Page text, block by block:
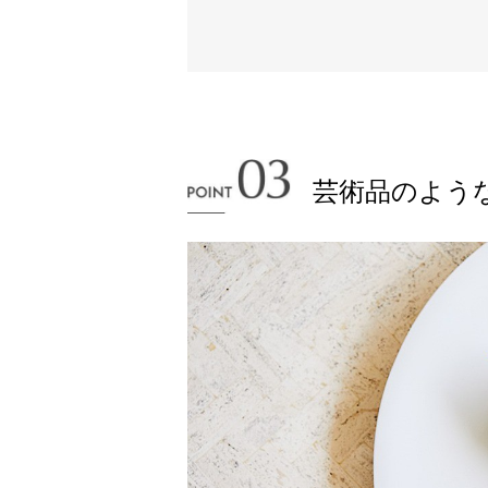
芸術品のよう